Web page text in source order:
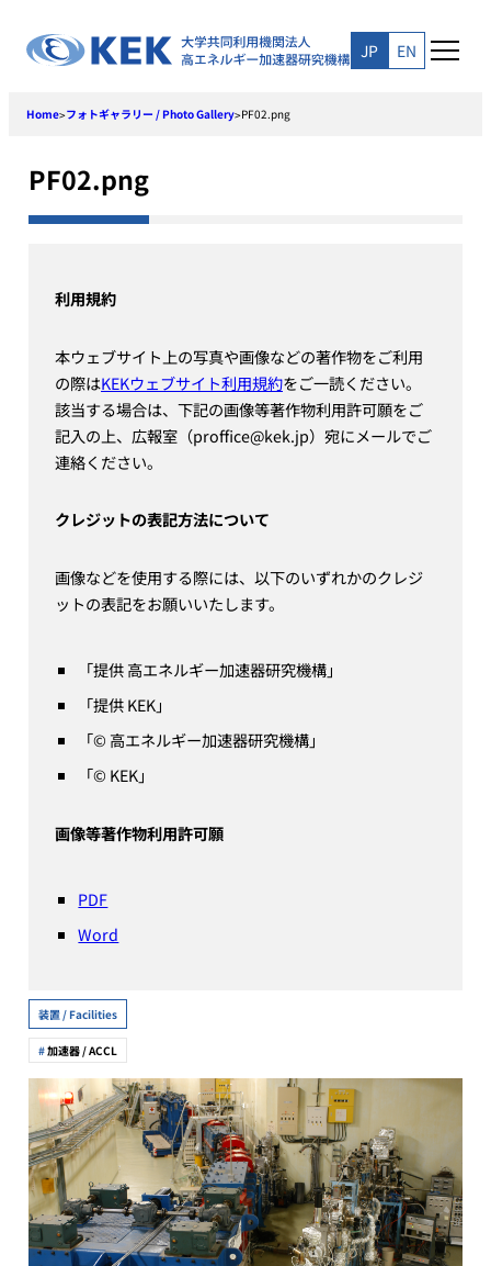
content
JP EN
Home>フォトギャラリー / Photo Gallery>PF02.png
PF02.png
利用規約
本ウェブサイト上の写真や画像などの著作物をご利用
の際はKEKウェブサイト利用規約をご一読ください。
該当する場合は、下記の画像等著作物利用許可願をご
記入の上、広報室（proffice@kek.jp）宛にメールでご
連絡ください。
クレジットの表記方法について
画像などを使用する際には、以下のいずれかのクレジ
ットの表記をお願いいたします。
「提供 高エネルギー加速器研究機構」
「提供 KEK」
「© 高エネルギー加速器研究機構」
「© KEK」
画像等著作物利用許可願
PDF
Word
装置 / Facilities
加速器 / ACCL